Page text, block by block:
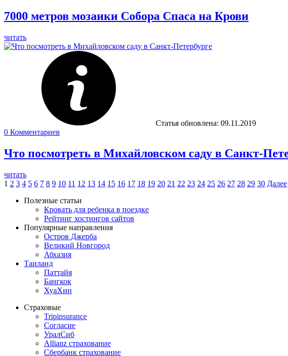
7000 метров мозаики Собора Спаса на Крови
читать
Статья обновлена: 09.11.2019
0 Комментариев
Что посмотреть в Михайловском саду в Санкт-
читать
1 2 3 4 5 6 7 8 9 10 11 12 13 14 15 16 17 18 19 20 21 22 23 24 25 26 27 28 29 30 Далее
Полезные статьи
Кровать для ребенка в поездке
Рейтинг хостингов сайтов
Популярные направления
Остров Джерба
Великий Новгород
Абхазия
Таиланд
Паттайя
Бангкок
ХуаХин
Страховые
Tripinsurance
Согласие
УралСиб
Allianz страхование
Сбербанк страхование